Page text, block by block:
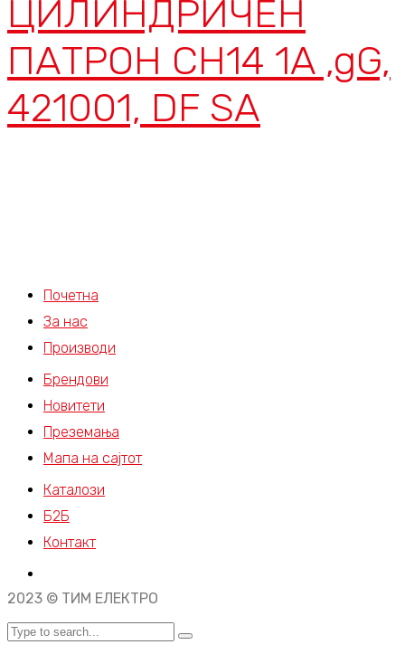
ЦИЛИНДРИЧЕН
ПАТРОН CH14 1A ,gG,
421001, DF SA
Почетна
За нас
Производи
Брендови
Новитети
Преземања
Мапа на сајтот
Каталози
Б2Б
Контакт
2023 © ТИМ ЕЛЕКТРО